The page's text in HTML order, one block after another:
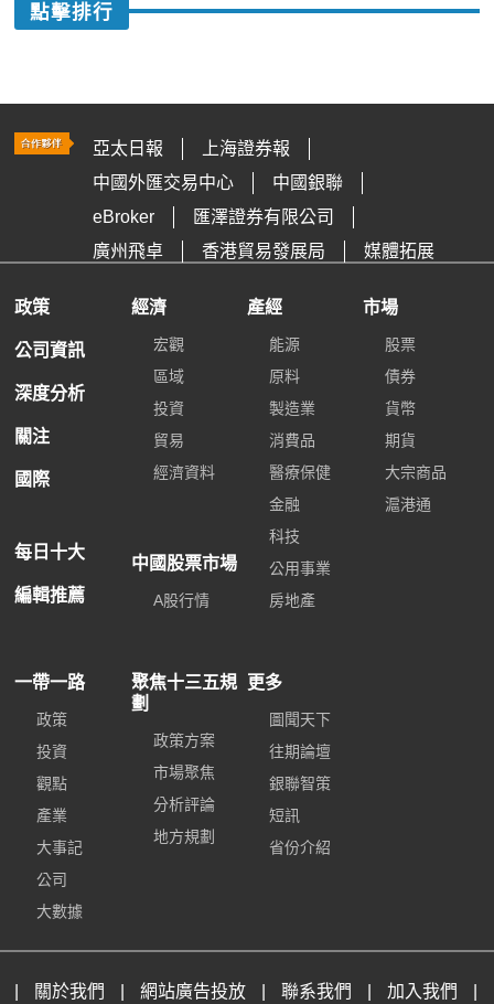
點擊排行
亞太日報
上海證券報
中國外匯交易中心
中國銀聯
eBroker
匯澤證券有限公司
廣州飛卓
香港貿易發展局 媒體拓展
政策
公司資訊
深度分析
關注
國際
每日十大
編輯推薦
經濟
宏觀
區域
投資
貿易
經濟資料
中國股票市場
A股行情
產經
能源
原料
製造業
消費品
醫療保健
金融
科技
公用事業
房地產
市場
股票
債券
貨幣
期貨
大宗商品
滬港通
一帶一路
政策
投資
觀點
產業
大事記
公司
大數據
聚焦十三五規
劃
政策方案
市場聚焦
分析評論
地方規劃
更多
圖聞天下
往期論壇
銀聯智策
短訊
省份介紹
關於我們 網站廣告投放 聯系我們 加入我們